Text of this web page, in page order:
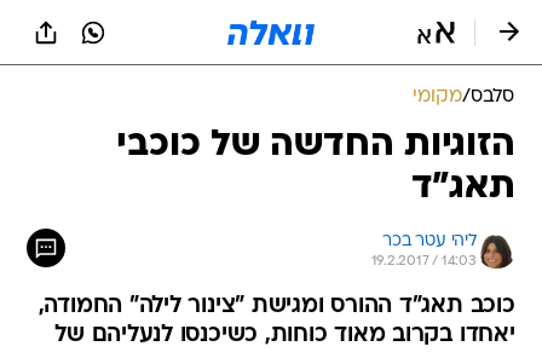
סלבס/מקומי
הזוגיות החדשה של כוכבי
תאג"ד
ליהי עטר בכר
19.2.2017 / 14:03
כוכב תאג"ד ההורס ומגישת "צינור לילה" החמודה,
יאחדו בקרוב מאוד כוחות, כשיכנסו לנעליהם של